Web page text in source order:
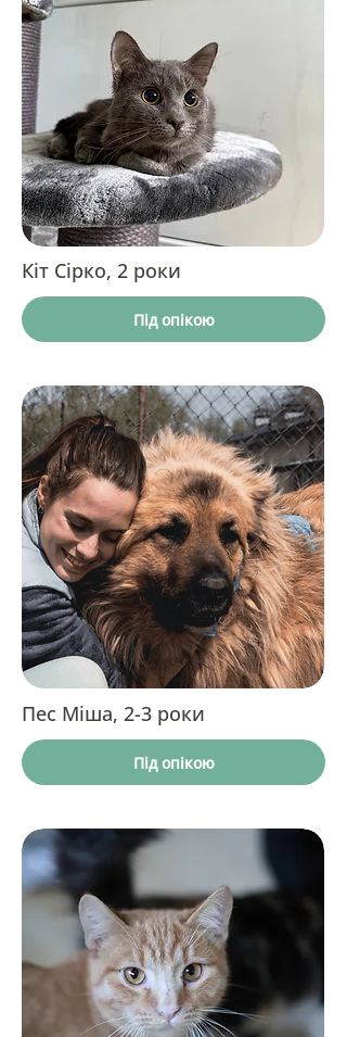
Кіт Сірко, 2 роки
Під опікою
Пес Міша, 2-3 роки
Під опікою